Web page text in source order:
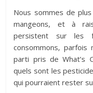
Nous sommes de
mangeons, et à
persistent sur les
consommons,
parti pris de What’s
quels sont les
qui pourraient rester